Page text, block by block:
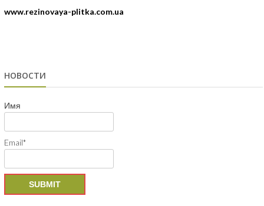
www.rezinovaya-plitka.com.ua
НОВОСТИ
Имя
Email*